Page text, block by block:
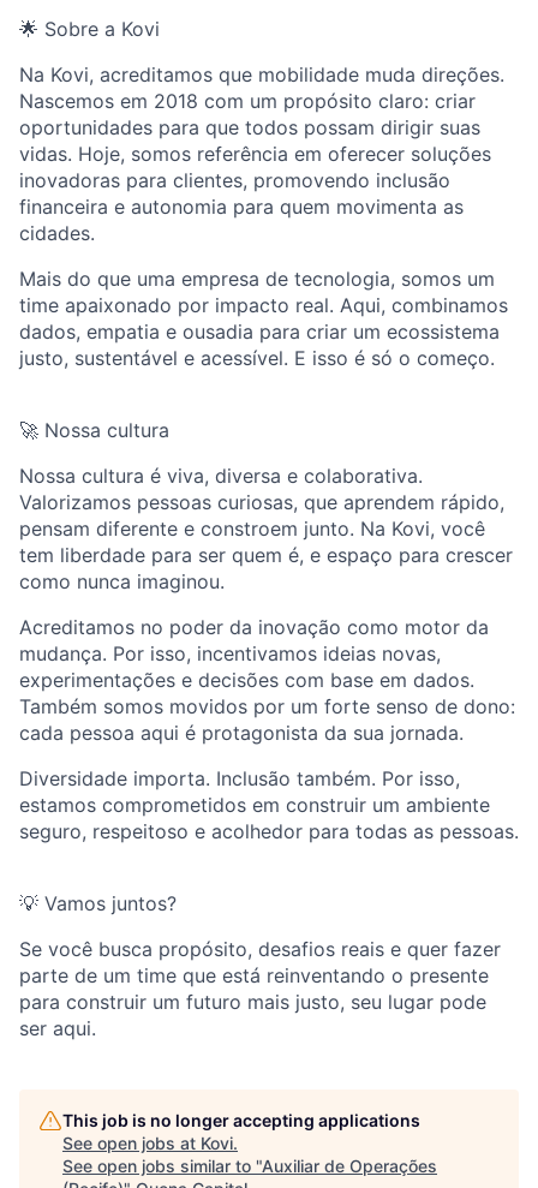
🌟 Sobre a Kovi
Na Kovi, acreditamos que mobilidade muda direções.
Nascemos em 2018 com um propósito claro: criar
oportunidades para que todos possam dirigir suas
vidas. Hoje, somos referência em oferecer soluções
inovadoras para clientes, promovendo inclusão
financeira e autonomia para quem movimenta as
cidades.
Mais do que uma empresa de tecnologia, somos um
time apaixonado por impacto real. Aqui, combinamos
dados, empatia e ousadia para criar um ecossistema
justo, sustentável e acessível. E isso é só o começo.
🚀 Nossa cultura
Nossa cultura é viva, diversa e colaborativa.
Valorizamos pessoas curiosas, que aprendem rápido,
pensam diferente e constroem junto. Na Kovi, você
tem liberdade para ser quem é, e espaço para crescer
como nunca imaginou.
Acreditamos no poder da inovação como motor da
mudança. Por isso, incentivamos ideias novas,
experimentações e decisões com base em dados.
Também somos movidos por um forte senso de dono:
cada pessoa aqui é protagonista da sua jornada.
Diversidade importa. Inclusão também. Por isso,
estamos comprometidos em construir um ambiente
seguro, respeitoso e acolhedor para todas as pessoas.
💡 Vamos juntos?
Se você busca propósito, desafios reais e quer fazer
parte de um time que está reinventando o presente
para construir um futuro mais justo, seu lugar pode
ser aqui.
This job is no longer accepting applications
See open jobs at Kovi.
See open jobs similar to "Auxiliar de Operações